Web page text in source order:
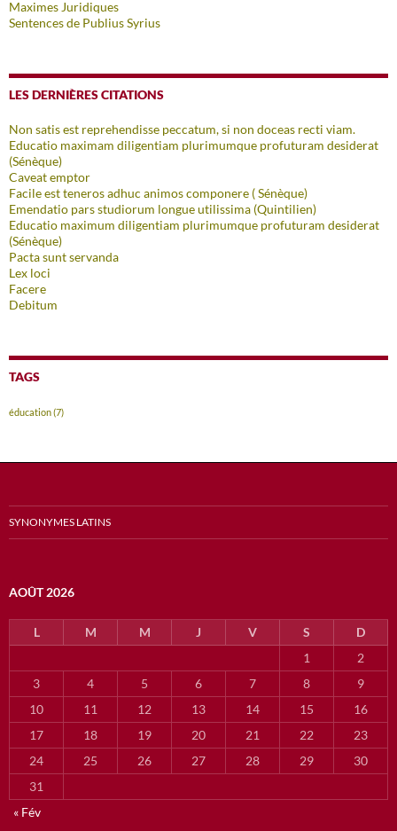
Maximes Juridiques
Sentences de Publius Syrius
LES DERNIÈRES CITATIONS
Non satis est reprehendisse peccatum, si non doceas recti viam.
Educatio maximam diligentiam plurimumque profuturam desiderat
(Sénèque)
Caveat emptor
Facile est teneros adhuc animos componere ( Sénèque)
Emendatio pars studiorum longue utilissima (Quintilien)
Educatio maximum diligentiam plurimumque profuturam desiderat
(Sénèque)
Pacta sunt servanda
Lex loci
Facere
Debitum
TAGS
éducation(7)
SYNONYMES LATINS
AOÛT 2026
L M M J V S
D
1
2
3
4 5 6 7 8
9
10
11 12 13 14 15
16
17
18 19 20 21 22
23
24
25 26 27 28 29
30
31
« Fév